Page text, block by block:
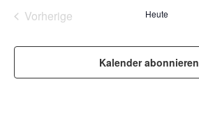
VorherigeVeranstaltungenHeute
Kalender abonnieren